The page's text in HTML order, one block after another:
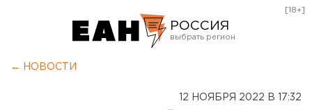
РОССИЯ
[18+]
← НОВОСТИ
12 НОЯБРЯ 2022 В 17:32